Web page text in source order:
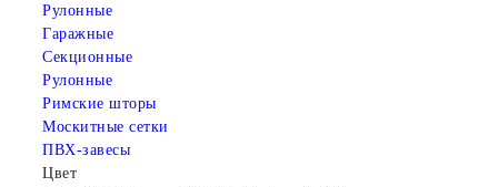
Рулонные
Гаражные
Cекционные
Рулонные
Римские шторы
Москитные сетки
ПВХ-завесы
Цвет